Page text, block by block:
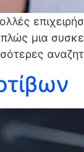
μια